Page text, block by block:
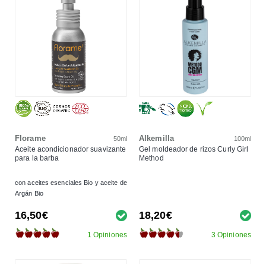
Florame 50ml
Aceite acondicionador suavizante
para la barba
con aceites esenciales Bio y aceite de
Argán Bio
16,50€
1 Opiniones
Alkemilla 100ml
Gel moldeador de rizos Curly Girl
Method
18,20€
3 Opiniones